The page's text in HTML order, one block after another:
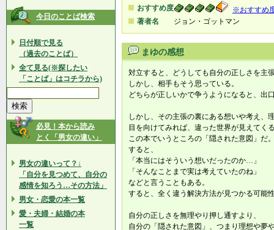
今日のことば検索
日付順で見る
（過去のことば）
全て見る(※探したい
「ことば」はコチラから)
必見！本から読み
とく「男女の違い」
男女の違いって？↓
「自分を見つめて、自分の
感情を知ろう…その方法」
男女・恋愛の本一覧
愛・夫婦・結婚の本
一覧
おすすめ度
※おすすめ
著者名
ジョン・ゴットマン
まゆの感想
対立すると、どうしても自分の正しさを主
しかし、相手もそう思っている。
どちらが正しいかで争うようになると、出
しかし、その主張の裏にある想いや考え、
目を向けてみれば、違った世界が見えてく
この本でいうところの「隠された意図」だ
すると、
「本当にはそういう想いだったのか…」
「そんなことまで実は考えていたのね」
などと言うこともある。
すると、全く違う解決方法が見つかる可能
自分の正しさを無理やり押し通すより、
自分の「隠された意図」、つまり理想や夢